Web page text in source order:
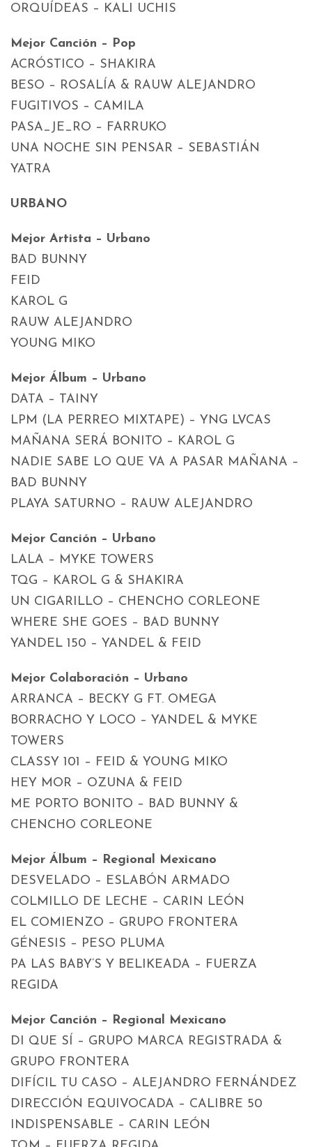
ORQUÍDEAS – KALI UCHIS
Mejor Canción – Pop
ACRÓSTICO – SHAKIRA
BESO – ROSALÍA & RAUW ALEJANDRO
FUGITIVOS – CAMILA
PASA_JE_RO – FARRUKO
UNA NOCHE SIN PENSAR – SEBASTIÁN
YATRA
URBANO
Mejor Artista – Urbano
BAD BUNNY
FEID
KAROL G
RAUW ALEJANDRO
YOUNG MIKO
Mejor Álbum – Urbano
DATA – TAINY
LPM (LA PERREO MIXTAPE) – YNG LVCAS
MAÑANA SERÁ BONITO – KAROL G
NADIE SABE LO QUE VA A PASAR MAÑANA –
BAD BUNNY
PLAYA SATURNO – RAUW ALEJANDRO
Mejor Canción – Urbano
LALA – MYKE TOWERS
TQG – KAROL G & SHAKIRA
UN CIGARILLO – CHENCHO CORLEONE
WHERE SHE GOES – BAD BUNNY
YANDEL 150 – YANDEL & FEID
Mejor Colaboración – Urbano
ARRANCA – BECKY G FT. OMEGA
BORRACHO Y LOCO – YANDEL & MYKE
TOWERS
CLASSY 101 – FEID & YOUNG MIKO
HEY MOR – OZUNA & FEID
ME PORTO BONITO – BAD BUNNY &
CHENCHO CORLEONE
Mejor Álbum – Regional Mexicano
DESVELADO – ESLABÓN ARMADO
COLMILLO DE LECHE – CARIN LEÓN
EL COMIENZO – GRUPO FRONTERA
GÉNESIS – PESO PLUMA
PA LAS BABY’S Y BELIKEADA – FUERZA
REGIDA
Mejor Canción – Regional Mexicano
DI QUE SÍ – GRUPO MARCA REGISTRADA &
GRUPO FRONTERA
DIFÍCIL TU CASO – ALEJANDRO FERNÁNDEZ
DIRECCIÓN EQUIVOCADA – CALIBRE 50
INDISPENSABLE – CARIN LEÓN